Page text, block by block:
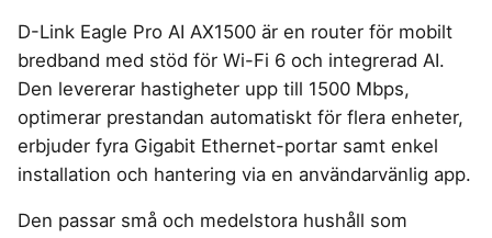
HUSHÅLLSAPPARATER
Robotdammsugare
Skaftdammsugare
Steamer
Strykjärn
KÖK
Airfryer
Dubbel
Airfryer
Elektrisk
Kockkniv
Liten airfryer
Pizzaugn
GAMING
Gaming Dator
Gaming Headset
Gaming hörlursställ
Gaming Laptop
Gaming router
Gaming Skärm
Trådlösa Gaming Hörlurar
VR Headset
FÖRSÄKRINGAR
Hundförsäkring
Kattförsäkring
MEDIA & TELEKOM
Bredband
Mobilt bredband
Rödljusterapi
Skäggtrimmer
Toriska linser
ACCESSOARER
Solglasögon
Ashwagandha
NAD
5-manna tält
6-manna tält
Abborrespö
Familjetält
Jaktkängor
Pop-up tält
Taktält
Tält
Tält budget
Vandringsbyxor
herr
Vandringskängor
dam
Vandringsskor
dam
Cykelhjälm barn
GPS Klocka barn
UTELEK & AKTIVITETER
Berg studsmatta
Gungställning
Liten studsmatta
Laddbox
Sommardäck
Konsumentvägledning
D-Link Eagle Pro AI AX1500 är en router för mobilt
bredband med stöd för Wi-Fi 6 och integrerad AI.
Den levererar hastigheter upp till 1500 Mbps,
optimerar prestandan automatiskt för flera enheter,
erbjuder fyra Gigabit Ethernet-portar samt enkel
installation och hantering via en användarvänlig app.
Den passar små och medelstora hushåll som